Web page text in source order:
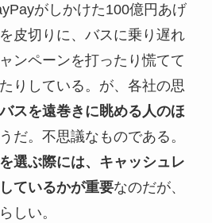
がしかけた100億円あげ
皮切りに、バスに乗り遅れ
ンペーンを打ったり慌てて
りしている。が、各社の思
スを遠巻きに眺める人のほ
だ。不思議なものである。
選ぶ際には、キャッシュレ
ているかが重要なのだが、
しい。